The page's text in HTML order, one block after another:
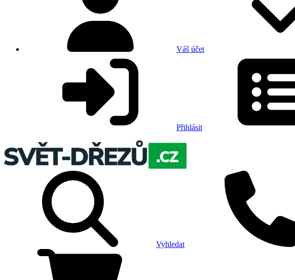
Váš účet
Přihlásit
Vyhledat